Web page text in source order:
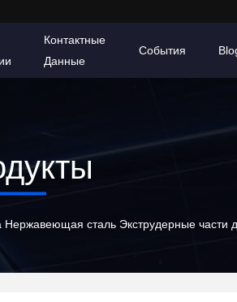
Контактные
Данные
События
сталь Экструдерные части